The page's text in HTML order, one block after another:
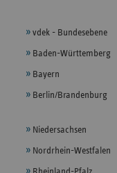
vdek - Bundesebene
Baden-Württemberg
Bayern
Berlin/Brandenburg
Niedersachsen
Nordrhein-Westfalen